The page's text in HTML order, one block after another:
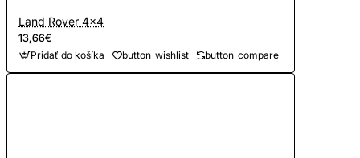
Land Rover 4x4
13,66€
Pridať do košíka button_wishlist button_compare